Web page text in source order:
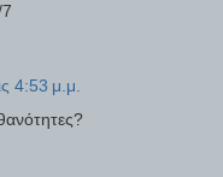
4:53 μ.μ.